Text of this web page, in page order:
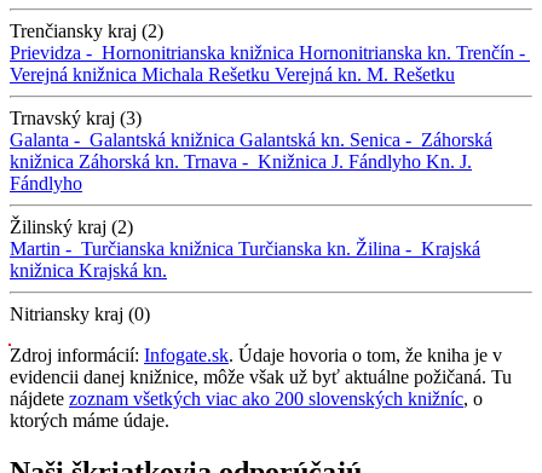
Trenčiansky kraj (2)
Prievidza - Hornonitrianska knižnica Hornonitrianska kn. Trenčín -
Verejná knižnica Michala Rešetku Verejná kn. M. Rešetku
Trnavský kraj (3)
Galanta - Galantská knižnica Galantská kn. Senica - Záhorská
knižnica Záhorská kn. Trnava - Knižnica J. Fándlyho Kn. J.
Fándlyho
Žilinský kraj (2)
Martin - Turčianska knižnica Turčianska kn. Žilina - Krajská
knižnica Krajská kn.
Nitriansky kraj (0)
Zdroj informácií: Infogate.sk. Údaje hovoria o tom, že kniha je v
evidencii danej knižnice, môže však už byť aktuálne požičaná. Tu
nájdete zoznam všetkých viac ako 200 slovenských knižníc, o
ktorých máme údaje.